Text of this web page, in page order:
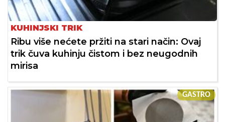
KUHINJSKI TRIK
Ribu više nećete pržiti na stari način: Ovaj
trik čuva kuhinju čistom i bez neugodnih
mirisa
GASTRO